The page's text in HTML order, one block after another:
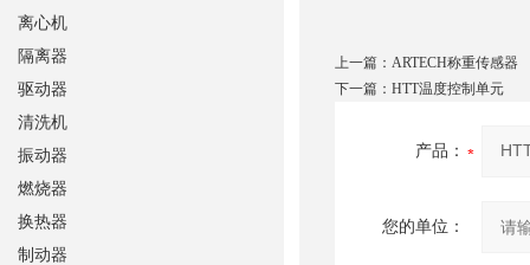
上一篇： ARTECH称重传感器
下一篇： HTT温度控制单元
产品：
您的单位：
离心机
隔离器
驱动器
清洗机
振动器
燃烧器
换热器
制动器